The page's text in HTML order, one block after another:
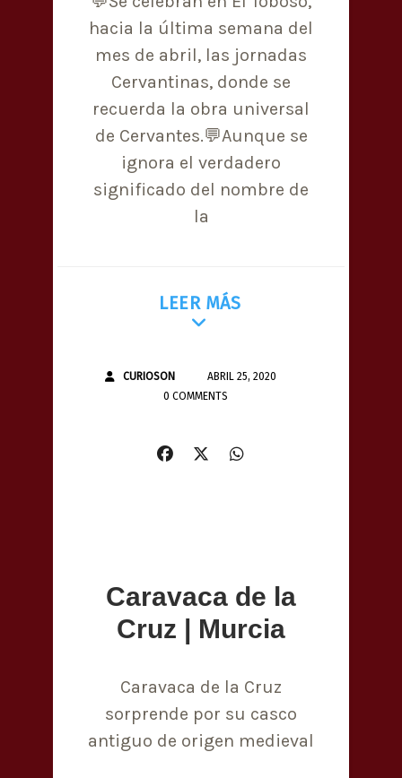
hacia la última semana del
mes de abril, las jornadas
Cervantinas, donde se
recuerda la obra universal
de Cervantes.💬Aunque se
ignora el verdadero
significado del nombre de
la
LEER MÁS
CURIOSON
ABRIL 25, 2020
0 COMMENTS
Caravaca de la
Cruz | Murcia
Caravaca de la Cruz
sorprende por su casco
antiguo de origen medieval